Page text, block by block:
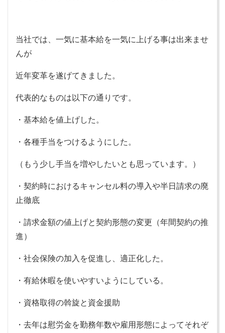
当社では、一気に基本給を一気に上げる事は出来ませ
んが
近年変革を遂げてきました。
代表的なものは以下の通りです。
・基本給を値上げした。
・各種手当をつけるようにした。
（もう少し手当を増やしたいとも思っています。）
・契約時におけるキャンセル料の導入や半日請求の廃
止徹底
・請求金額の値上げと契約形態の変更（年間契約の推
進）
・社会保険の加入を促進し、適正化した。
・有給休暇を使いやすいようにしている。
・資格取得の斡旋と資金援助
・去年は慰労金を勤務年数や雇用形態によってそれぞ